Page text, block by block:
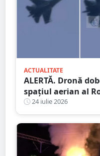
ACTUALITATE
ALERTĂ. Dronă
spațiul aerian al
județului Buzău
24 iulie 2026